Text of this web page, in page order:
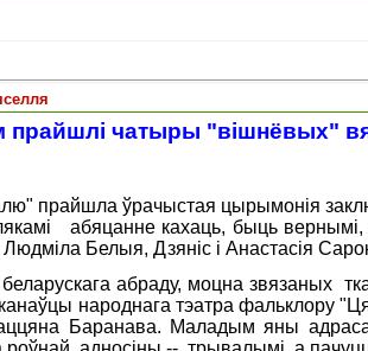
прайшлі чатыры "вішнёвых"
прайшла ўрачыстая цырымонія
абяцанне кахаць, быць вернымі,
Белыя, Дзяніс і Анастасія
абраду, моцна звязаных
народнага тэатра фальклору
Баранава. Маладым яны